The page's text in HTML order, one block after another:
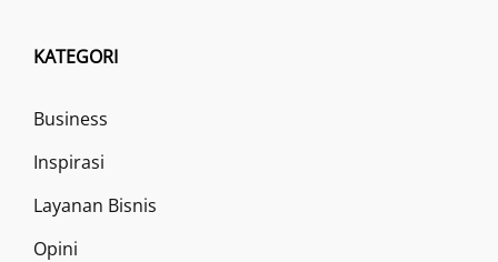
KATEGORI
Business
Inspirasi
Layanan Bisnis
Opini